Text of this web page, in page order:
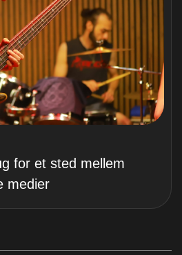
for et sted mellem
medier